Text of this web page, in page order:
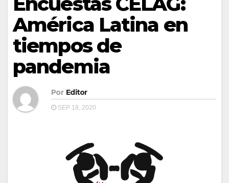
América Latina en
tiempos de
pandemia
Por Editor
SEP 18, 2020